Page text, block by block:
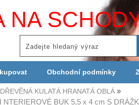
NA
Obchodní podmínky
KULATÁ HRANATÁ OBLÁ
NTERIEROVÉ BUK 5,5 x 4 cm S